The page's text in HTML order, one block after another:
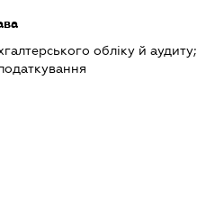
обліку й аудиту;